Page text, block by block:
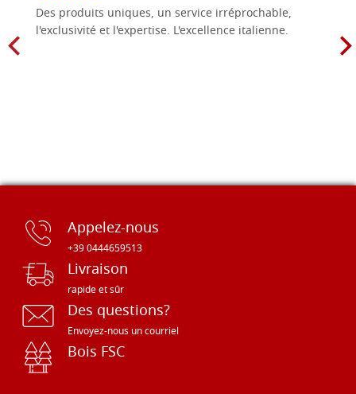
Des produits uniques, un service irréprochable,
l'exclusivité et l'expertise. L'excellence italienne.
Appelez-nous
+39 0444659513
Livraison
rapide et sûr
Des questions?
Envoyez-nous un courriel
Bois FSC